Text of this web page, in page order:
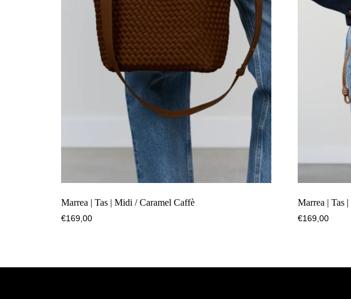
Marrea | Tas | Midi / Caramel Caffè
€169,00
Marrea | Tas
€169,00